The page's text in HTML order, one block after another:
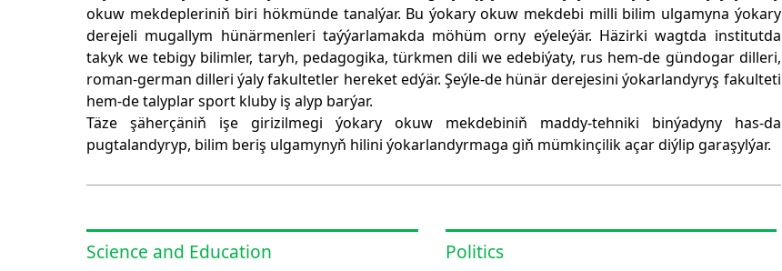
okuw mekdepleriniň biri hökmünde tanalýar. Bu ýokary okuw mekdebi milli bilim ulgamyna ýokary
derejeli mugallym hünärmenleri taýýarlamakda möhüm orny eýeleýär. Häzirki wagtda institutda
takyk we tebigy bilimler, taryh, pedagogika, türkmen dili we edebiýaty, rus hem-de gündogar dilleri,
roman-german dilleri ýaly fakultetler hereket edýär. Şeýle-de hünär derejesini ýokarlandyryş fakulteti
hem-de talyplar sport kluby iş alyp barýar.
Täze şäherçäniň işe girizilmegi ýokary okuw mekdebiniň maddy-tehniki binýadyny has-da
pugtalandyryp, bilim beriş ulgamynyň hilini ýokarlandyrmaga giň mümkinçilik açar diýlip garaşylýar.
Science and Education Politics